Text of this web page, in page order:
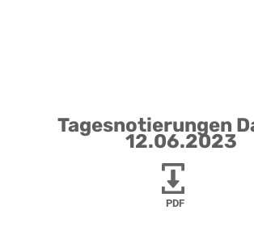
Tagesnotierungen
12.06.2023
PDF